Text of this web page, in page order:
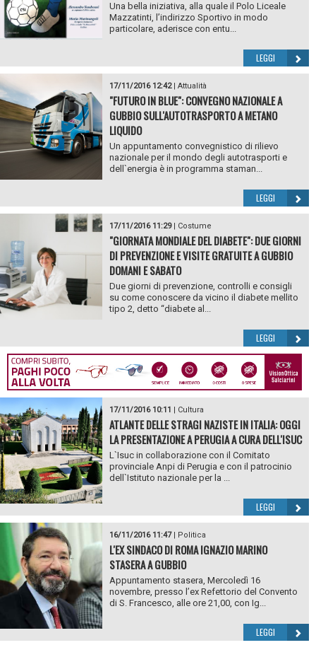
Una bella iniziativa, alla quale il Polo Liceale
Mazzatinti, l’indirizzo Sportivo in modo
particolare, aderisce con entu...
LEGGI
17/11/2016 12:42| Attualità
"FUTURO IN BLUE": CONVEGNO NAZIONALE A
GUBBIO SULL'AUTOTRASPORTO A METANO
LIQUIDO
Un appuntamento convegnistico di rilievo
nazionale per il mondo degli autotrasporti e
dell`energia è in programma staman...
LEGGI
17/11/2016 11:29| Costume
"GIORNATA MONDIALE DEL DIABETE": DUE GIORNI
DI PREVENZIONE E VISITE GRATUITE A GUBBIO
DOMANI E SABATO
Due giorni di prevenzione, controlli e consigli
su come conoscere da vicino il diabete mellito
tipo 2, detto “diabete al...
LEGGI
17/11/2016 10:11 | Cultura
ATLANTE DELLE STRAGI NAZISTE IN ITALIA: OGGI
LA PRESENTAZIONE A PERUGIA A CURA DELL'ISUC
L`Isuc in collaborazione con il Comitato
provinciale Anpi di Perugia e con il patrocinio
dell`Istituto nazionale per la ...
LEGGI
16/11/2016 11:47| Politica
L'EX SINDACO DI ROMA IGNAZIO MARINO
STASERA A GUBBIO
Appuntamento stasera, Mercoledì 16
novembre, presso l’ex Refettorio del Convento
di S. Francesco, alle ore 21,00, con Ig...
LEGGI